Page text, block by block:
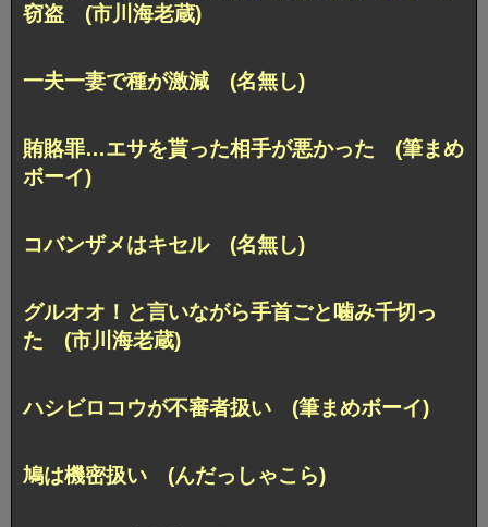
窃盗 (市川海老蔵)
一夫一妻で種が激減 (名無し)
賄賂罪…エサを貰った相手が悪かった (筆まめ
ボーイ)
コバンザメはキセル (名無し)
グルオオ！と言いながら手首ごと噛み千切っ
た (市川海老蔵)
ハシビロコウが不審者扱い (筆まめボーイ)
鳩は機密扱い (んだっしゃこら)